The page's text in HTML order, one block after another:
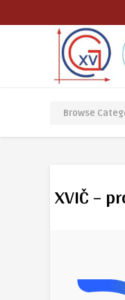
XVIČ –